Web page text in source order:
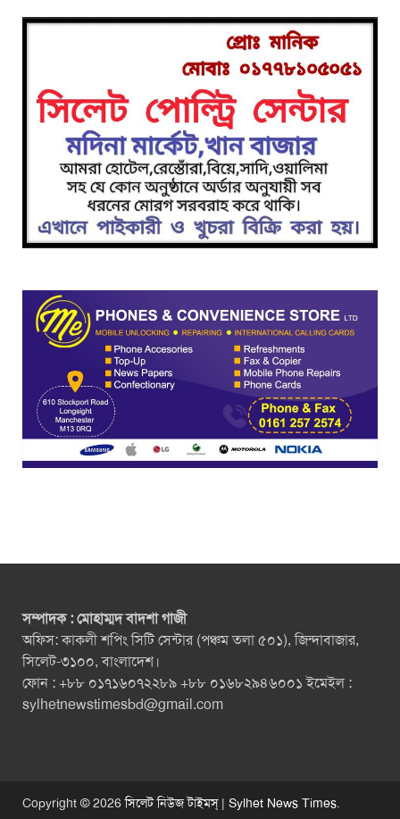
সম্পাদক : মোহাম্মদ বাদশা গাজী
অফিস: কাকলী শপিং সিটি সেন্টার (পঞ্চম তলা ৫০১), জিন্দাবাজার,
সিলেট-৩১০০, বাংলাদেশ।
ফোন : +৮৮ ০১৭১৬০৭২২৮৯ +৮৮ ০১৬৮২৯৪৬০০১ ইমেইল :
sylhetnewstimesbd@gmail.com
Copyright © 2026সিলেট নিউজ টাইমস্ | Sylhet News Times.